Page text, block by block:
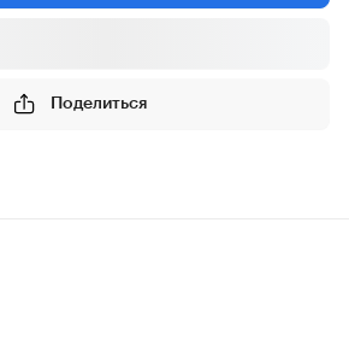
Поделиться